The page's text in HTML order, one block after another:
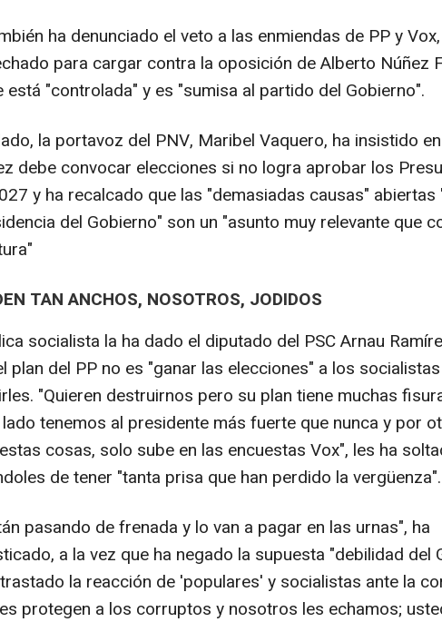
ha denunciado el veto a las enmiendas de PP y
para cargar contra la oposición de Alberto Núñez
está "controlada" y es "sumisa al partido del Gobierno".
la portavoz del PNV, Maribel Vaquero, ha insistido
debe convocar elecciones si no logra aprobar los
y ha recalcado que las "demasiadas causas" abiertas
del Gobierno" son un "asunto muy relevante que
TAN ANCHOS, NOSOTROS, JODIDOS
socialista la ha dado el diputado del PSC Arnau
plan del PP no es "ganar las elecciones" a los
"Quieren destruirnos pero su plan tiene muchas
tenemos al presidente más fuerte que nunca y por
cosas, solo sube en las encuestas Vox", les ha
de tener "tanta prisa que han perdido la vergüenza".
pasando de frenada y lo van a pagar en las urnas", ha
a la vez que ha negado la supuesta "debilidad del
la reacción de 'populares' y socialistas ante la
protegen a los corruptos y nosotros les echamos;